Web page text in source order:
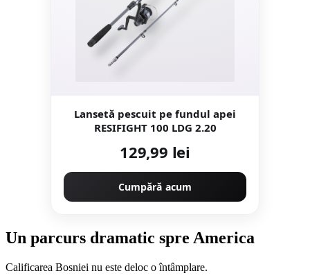
Lansetă pescuit pe fundul apei
RESIFIGHT 100 LDG 2.20
129,99 lei
Cumpără acum
Un parcurs dramatic spre America
Calificarea Bosniei nu este deloc o întâmplare.